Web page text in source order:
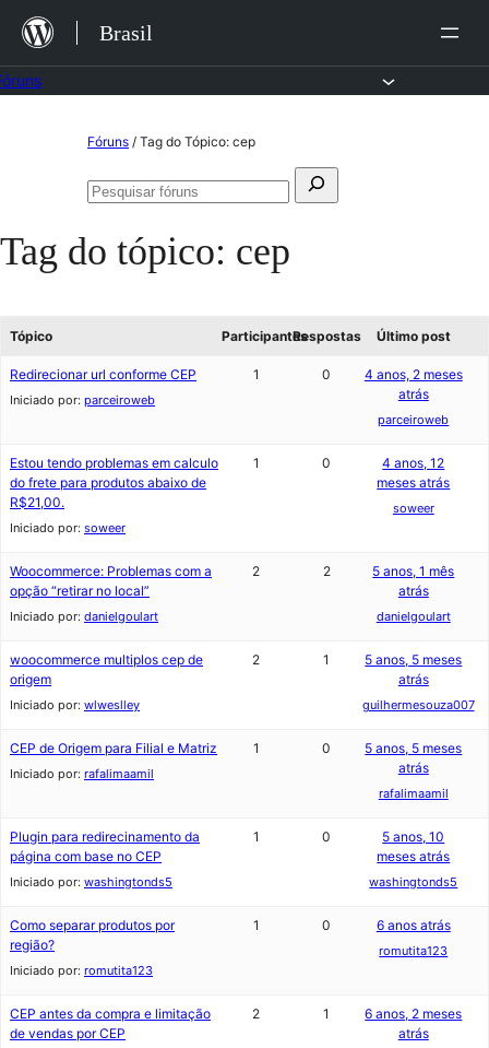
para
o
Brasil
Fóruns / Tag do Tópico: cep
Pesquisar
Pesquisar
Tag do tópico: cep
Tópico ParticipantesRespostas Último post
Redirecionar url conforme CEP
Iniciado por: parceiroweb
1 0
4 anos, 2 meses
atrás
parceiroweb
Estou tendo problemas em calculo
do frete para produtos abaixo de
R$21,00.
Iniciado por: soweer
1 0
4 anos, 12
meses atrás
soweer
Woocommerce: Problemas com a
opção “retirar no local”
Iniciado por: danielgoulart
2 2
5 anos, 1 mês
atrás
danielgoulart
woocommerce multiplos cep de
origem
Iniciado por: wlweslley
2 1
5 anos, 5 meses
atrás
guilhermesouza007
CEP de Origem para Filial e Matriz
Iniciado por: rafalimaamil
1 0
5 anos, 5 meses
atrás
rafalimaamil
Plugin para redirecinamento da
página com base no CEP
Iniciado por: washingtonds5
1 0
5 anos, 10
meses atrás
washingtonds5
Como separar produtos por
região?
Iniciado por: romutita123
1 0 6 anos atrás
romutita123
CEP antes da compra e limitação
de vendas por CEP
2 1
6 anos, 2 meses
atrás